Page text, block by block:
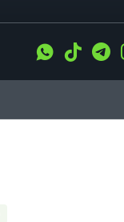
WhatsApp
Tiktok